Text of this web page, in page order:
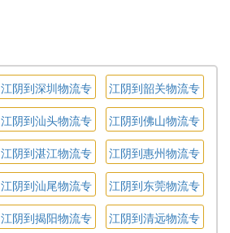
江阴到深圳物流专
线
江阴到韶关物流专
线
江阴到汕头物流专
线
江阴到佛山物流专
线
江阴到湛江物流专
线
江阴到惠州物流专
线
江阴到汕尾物流专
线
江阴到东莞物流专
线
江阴到揭阳物流专
江阴到清远物流专